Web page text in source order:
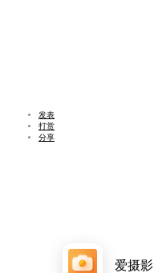
发表
打赏
分享
爱摄影